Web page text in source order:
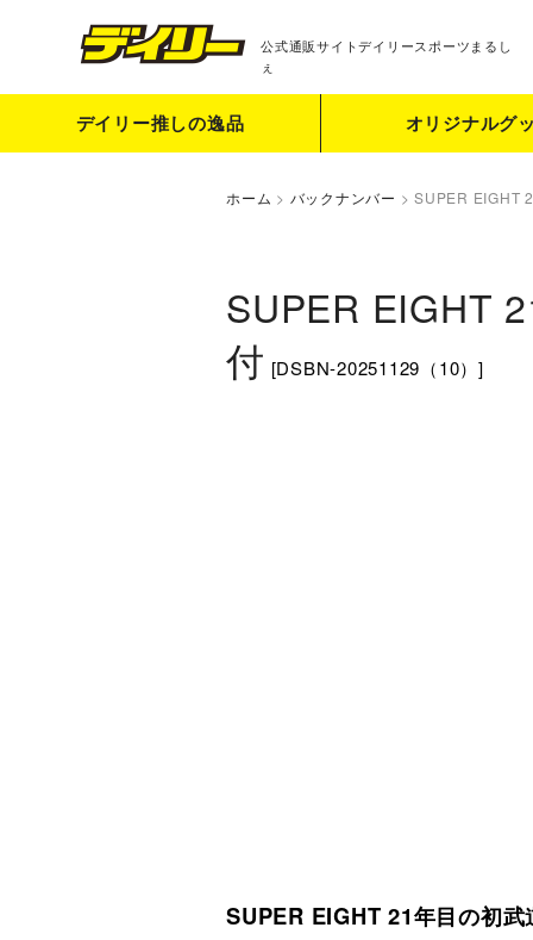
公式通販サイトデイリースポーツまるし
ぇ
デイリー推しの逸品 オリジナルグ
ホーム > バックナンバー > SUPER EIGHT
SUPER EIGHT
付 [DSBN-20251129（10）]
SUPER EIGHT 21年目の初